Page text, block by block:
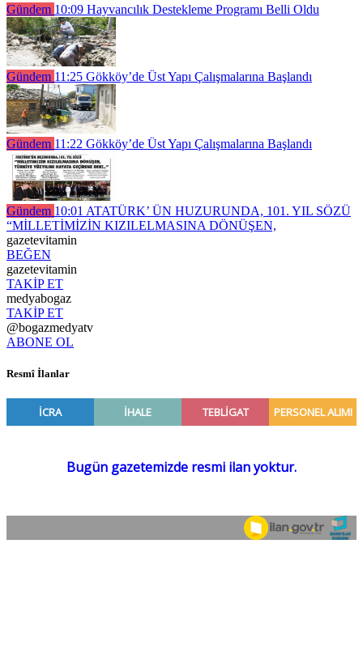
Gündem 10:09 Hayvancılık Destekleme Programı Belli Oldu
Gündem 11:25 Gökköy’de Üst Yapı Çalışmalarına Başlandı
Gündem 11:22 Gökköy’de Üst Yapı Çalışmalarına Başlandı
Gündem 10:01 ATATÜRK’ ÜN HUZURUNDA, 101. YIL SÖZÜ
“MİLLETİMİZİN KIZILELMASINA DÖNÜŞEN,
gazetevitamin
BEĞEN
gazetevitamin
TAKİP ET
medyabogaz
TAKİP ET
@bogazmedyatv
ABONE OL
Resmî İlanlar